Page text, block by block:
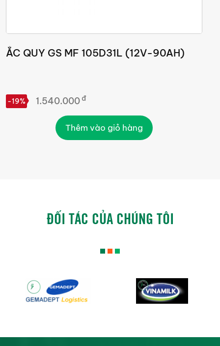
ẮC QUY GS MF 105D31L (12V-90AH)
-19% 1.540.000 đ
Thêm vào giỏ hàng
ĐỐI TÁC CỦA CHÚNG TÔI